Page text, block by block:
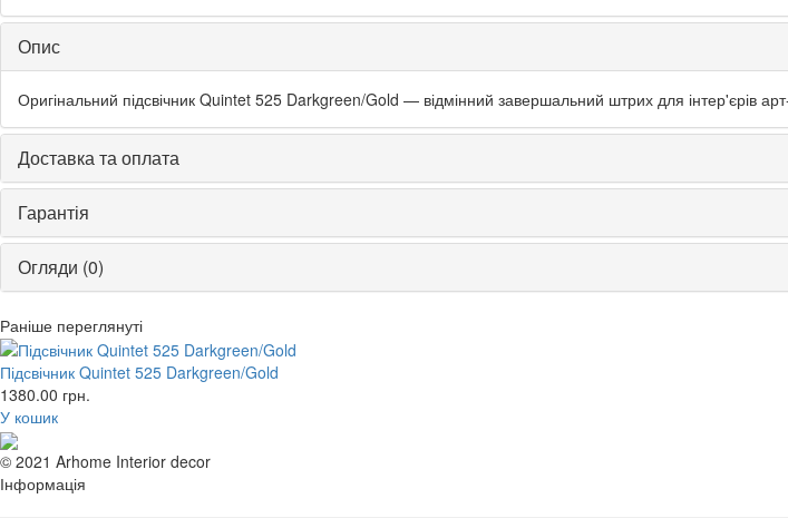
Опис
Оригінальний підсвічник Quintet 525 Darkgreen/Gold — відмінний завершальний штрих для інтер'єрів
Доставка та оплата
Гарантія
Огляди (0)
Раніше переглянуті
Підсвічник Quintet 525 Darkgreen/Gold
1380.00 грн.
У кошик
© 2021 Arhome Interior decor
Інформація